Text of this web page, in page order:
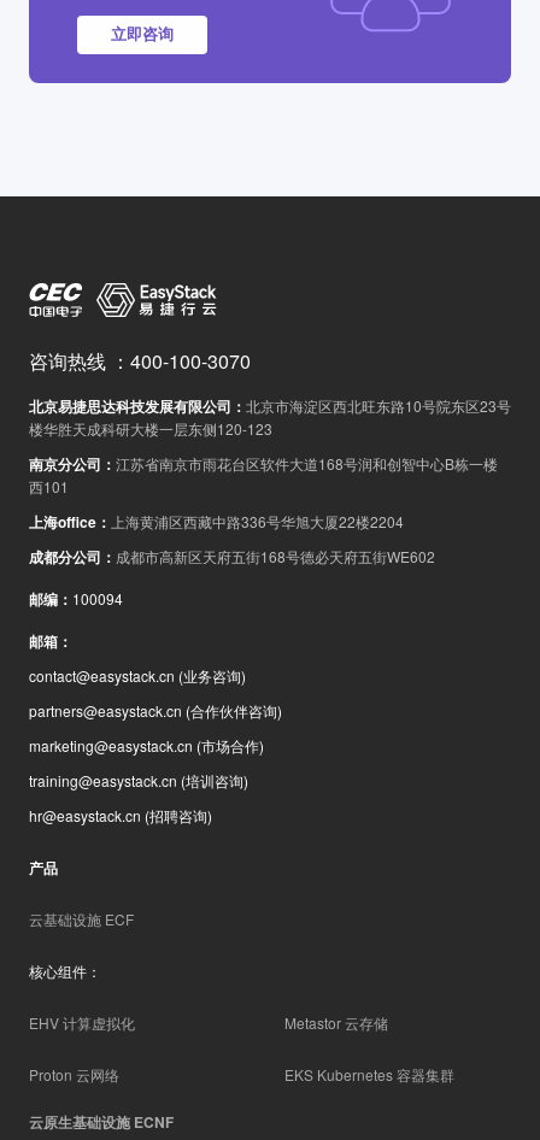
立即咨询
咨询热线 ： 400-100-3070
北京易捷思达科技发展有限公司 ： 北京市海淀区西北旺东路10号院东区23号
楼华胜天成科研大楼一层东侧120-123
南京分公司 ： 江苏省南京市雨花台区软件大道168号润和创智中心B栋一楼
西101
上海office ： 上海黄浦区西藏中路336号华旭大厦22楼2204
成都分公司 ： 成都市高新区天府五街168号德必天府五街WE602
邮编 ： 100094
邮箱 ：
contact@easystack.cn (业务咨询)
partners@easystack.cn (合作伙伴咨询)
marketing@easystack.cn (市场合作)
training@easystack.cn (培训咨询)
hr@easystack.cn (招聘咨询)
产品
云基础设施 ECF
核心组件：
EHV 计算虚拟化 Metastor 云存储
Proton 云网络 EKS Kubernetes 容器集群
云原生基础设施 ECNF